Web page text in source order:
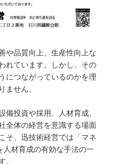
や品質向上、生産性向上な
れています。しかし、その
につながっているのかを理
ません。
投資や採用、人材育成、
全体の経営を意識する場面
そ、迅技術経営では「マネ
材育成の有効な手法の一